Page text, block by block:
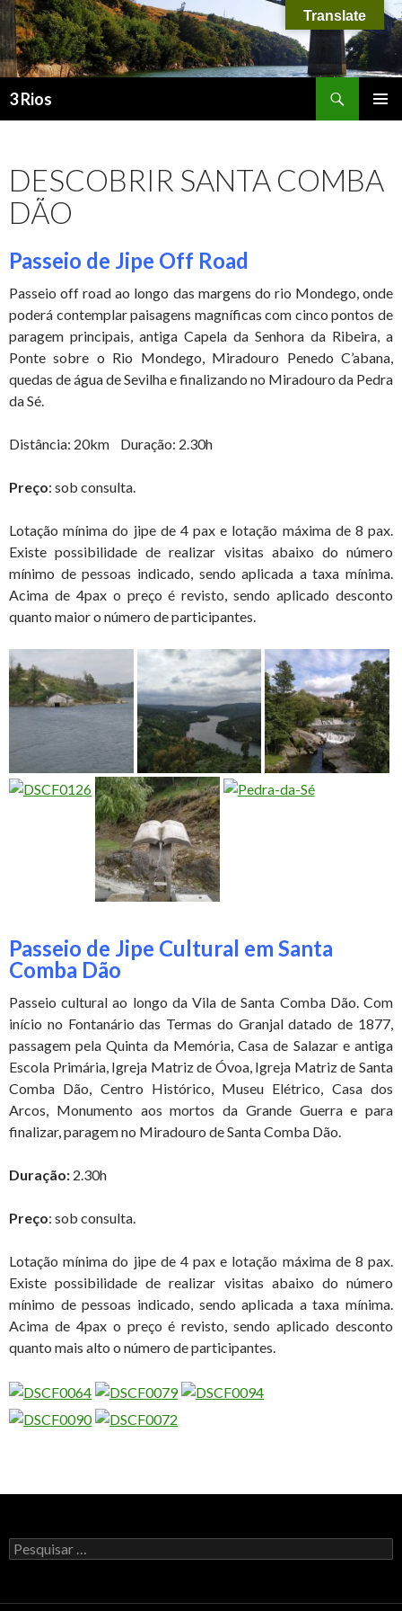
3 Rios
DESCOBRIR SANTA COMBA
DÃO
Passeio de Jipe Off Road
Passeio off road ao longo das margens do rio Mondego, onde
poderá contemplar paisagens magníficas com cinco pontos de
paragem principais, antiga Capela da Senhora da Ribeira, a
Ponte sobre o Rio Mondego, Miradouro Penedo C’abana,
quedas de água de Sevilha e finalizando no Miradouro da Pedra
da Sé.
Distância: 20km Duração: 2.30h
Preço: sob consulta.
Lotação mínima do jipe de 4 pax e lotação máxima de 8 pax.
Existe possibilidade de realizar visitas abaixo do número
mínimo de pessoas indicado, sendo aplicada a taxa mínima.
Acima de 4pax o preço é revisto, sendo aplicado desconto
quanto maior o número de participantes.
Passeio de Jipe Cultural em Santa
Comba Dão
Passeio cultural ao longo da Vila de Santa Comba Dão. Com
início no Fontanário das Termas do Granjal datado de 1877,
passagem pela Quinta da Memória, Casa de Salazar e antiga
Escola Primária, Igreja Matriz de Óvoa, Igreja Matriz de Santa
Comba Dão, Centro Histórico, Museu Elétrico, Casa dos
Arcos, Monumento aos mortos da Grande Guerra e para
finalizar, paragem no Miradouro de Santa Comba Dão.
Duração: 2.30h
Preço: sob consulta.
Lotação mínima do jipe de 4 pax e lotação máxima de 8 pax.
Existe possibilidade de realizar visitas abaixo do número
mínimo de pessoas indicado, sendo aplicada a taxa mínima.
Acima de 4pax o preço é revisto, sendo aplicado desconto
quanto mais alto o número de participantes.
Procurar por:
Translate